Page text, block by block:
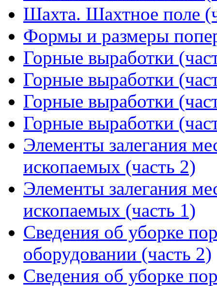
Шахта. Шахтное поле
Формы и размеры
Горные выработки
Горные выработки
Горные выработки
Горные выработки
Элементы залегания
ископаемых (часть 2)
Элементы залегания
ископаемых (часть 1)
Сведения об уборке
оборудовании (часть 2)
Сведения об уборке